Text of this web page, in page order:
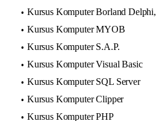
Kursus Komputer Borland Delphi,
Kursus Komputer MYOB
Kursus Komputer S.A.P.
Kursus Komputer Visual Basic
Kursus Komputer SQL Server
Kursus Komputer Clipper
Kursus Komputer PHP